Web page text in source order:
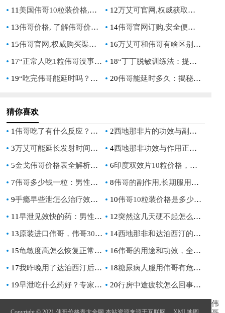
11美国伟哥10粒装价格,了解真实市场价格与购买指南 12万艾可官网,权威获取正品与专业男性健康解决方案的首选平台
13伟哥价格, 了解伟哥价格因素, 如何获取合理伟哥价格, 伟哥价格对比与选购指南 14伟哥官网订购,安全便捷的男性健康解决方案首选平台
15伟哥官网,权威购买渠道,正品保障指南 16万艾可和伟哥有啥区别,一文读懂两种男性助勃药物的真实差异
17“正常人吃1粒伟哥没事吧：安全使用指南与常见疑问解答” 18“丁丁脱敏训练法：提升男性持久力的秘诀”
19“吃完伟哥能延时吗？揭秘伟哥对性能力的影响” 20伟哥能延时多久：揭秘其对男性持久力的影响
猜你喜欢
1伟哥吃了有什么反应？了解这些副作用和注意事项 2西地那非片的功效与副作用，全面解析药物作用机制及使用注意事项
3万艾可能延长发射时间吗，安全使用指南 4西地那非功效与作用正确服用方法,详细说明及注意事项
5金戈伟哥价格表全解析：了解正品价格与购买指南 6印度双效片10粒价格，了解最新市场行情与购买指南
7伟哥多少钱一粒：男性健康用药的经济考量 8伟哥的副作用,长期服用对身体有哪些潜在危害
9手瘾早些泄怎么治疗效果最好？专家推荐的科学方法 10伟哥10粒装价格是多少,伟哥10粒效果怎么样
11早泄见效快的药：男性健康新选择 12突然这几天硬不起怎么办,突然失去勃起能力怎么办？
13原装进口伟哥，伟哥30粒瓶装，男性健康新选择 14西地那非和达泊西汀的区别，全面解析两种药物的特性与应用
15龟敏度高怎么恢复正常，有效方法助你重拾健康生活 16伟哥的用途和功效，全面解析其作用与效果
17我昨晚用了达泊西汀后的真实体验与效果分享 18糖尿病人服用伟哥有危害吗，注意事项与安全用药指南
19早泄吃什么药好？专家推荐有效治疗方案 20行房中途疲软怎么回事,行房时出现疲软，请问是什么原因？
伟